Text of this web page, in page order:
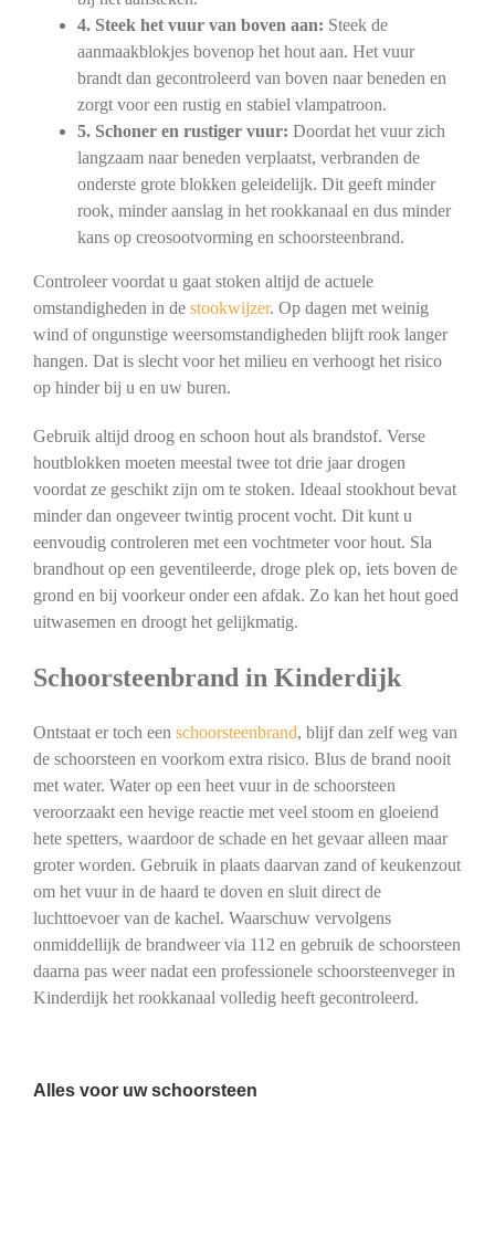
4. Steek het vuur van boven aan: Steek de
aanmaakblokjes bovenop het hout aan. Het vuur
brandt dan gecontroleerd van boven naar beneden en
zorgt voor een rustig en stabiel vlampatroon.
5. Schoner en rustiger vuur: Doordat het vuur zich
langzaam naar beneden verplaatst, verbranden de
onderste grote blokken geleidelijk. Dit geeft minder
rook, minder aanslag in het rookkanaal en dus minder
kans op creosootvorming en schoorsteenbrand.
Controleer voordat u gaat stoken altijd de actuele
omstandigheden in de stookwijzer. Op dagen met weinig
wind of ongunstige weersomstandigheden blijft rook langer
hangen. Dat is slecht voor het milieu en verhoogt het risico
op hinder bij u en uw buren.
Gebruik altijd droog en schoon hout als brandstof. Verse
houtblokken moeten meestal twee tot drie jaar drogen
voordat ze geschikt zijn om te stoken. Ideaal stookhout bevat
minder dan ongeveer twintig procent vocht. Dit kunt u
eenvoudig controleren met een vochtmeter voor hout. Sla
brandhout op een geventileerde, droge plek op, iets boven de
grond en bij voorkeur onder een afdak. Zo kan het hout goed
uitwasemen en droogt het gelijkmatig.
Schoorsteenbrand in Kinderdijk
Ontstaat er toch een schoorsteenbrand, blijf dan zelf weg van
de schoorsteen en voorkom extra risico. Blus de brand nooit
met water. Water op een heet vuur in de schoorsteen
veroorzaakt een hevige reactie met veel stoom en gloeiend
hete spetters, waardoor de schade en het gevaar alleen maar
groter worden. Gebruik in plaats daarvan zand of keukenzout
om het vuur in de haard te doven en sluit direct de
luchttoevoer van de kachel. Waarschuw vervolgens
onmiddellijk de brandweer via 112 en gebruik de schoorsteen
daarna pas weer nadat een professionele schoorsteenveger in
Kinderdijk het rookkanaal volledig heeft gecontroleerd.
Alles voor uw schoorsteen